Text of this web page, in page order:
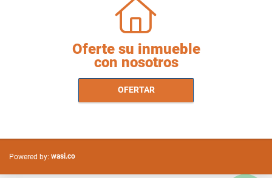
Oferte su inmueble
con nosotros
OFERTAR
Powered by: wasi.co